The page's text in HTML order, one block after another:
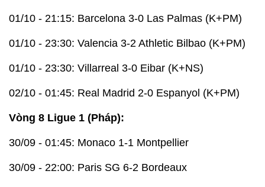
01/10 - 21:15: Barcelona 3-0 Las Palmas (K+PM)
01/10 - 23:30: Valencia 3-2 Athletic Bilbao (K+PM)
01/10 - 23:30: Villarreal 3-0 Eibar (K+NS)
02/10 - 01:45: Real Madrid 2-0 Espanyol (K+PM)
Vòng 8 Ligue 1 (Pháp):
30/09 - 01:45: Monaco 1-1 Montpellier
30/09 - 22:00: Paris SG 6-2 Bordeaux